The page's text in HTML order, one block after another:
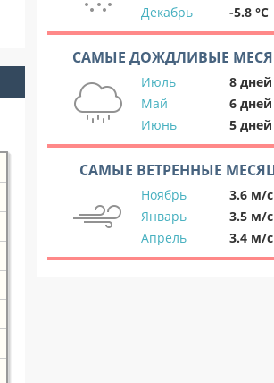
Декабрь
-5.8 °C
САМЫЕ ДОЖДЛИВЫЕ
Июль
8 дней
Май
6 дней
Июнь
5 дней
САМЫЕ ВЕТРЕННЫЕ
Ноябрь
3.6 м/с
Январь
3.5 м/с
Апрель
3.4 м/с